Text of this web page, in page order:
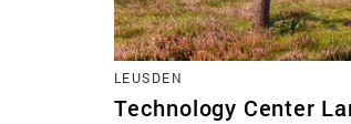
LEUSDEN
Technology Center